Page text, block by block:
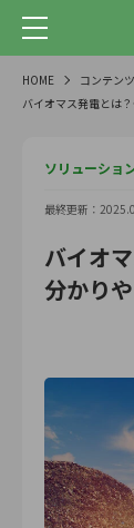
HOME コンテンツ
バイオマス発電とは
ソリューショ
最終更新：
バイオ
分かり